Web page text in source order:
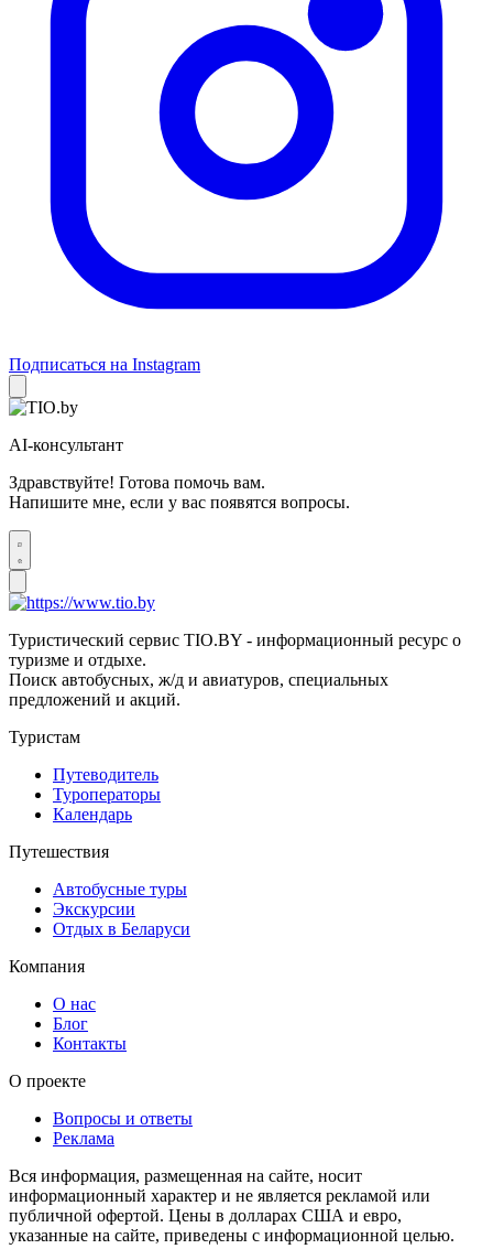
Подписаться на Instagram
AI-консультант
Здравствуйте! Готова помочь вам.
Напишите мне, если у вас появятся вопросы.
Туристический сервис TIO.BY - информационный ресурс о
туризме и отдыхе.
Поиск автобусных, ж/д и авиатуров, специальных
предложений и акций.
Туристам
Путеводитель
Туроператоры
Календарь
Путешествия
Автобусные туры
Экскурсии
Отдых в Беларуси
Компания
О нас
Блог
Контакты
О проекте
Вопросы и ответы
Реклама
Вся информация, размещенная на сайте, носит
информационный характер и не является рекламой или
публичной офертой. Цены в долларах США и евро,
указанные на сайте, приведены с информационной целью.